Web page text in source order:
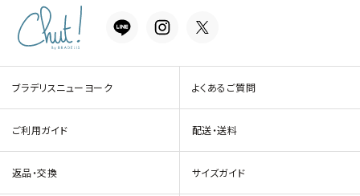
ブラデリスニューヨーク よくあるご質問
ご利用ガイド 配送・送料
返品・交換 サイズガイド